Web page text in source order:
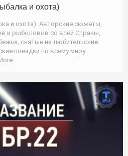
и охота)
и охота). Авторские сюжеты,
и рыболовов со всей Страны,
снятые на любительские
поездки по всему миру